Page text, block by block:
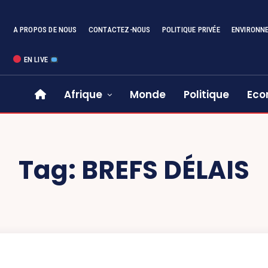
A PROPOS DE NOUS CONTACTEZ-NOUS POLITIQUE PRIVÉE
EN LIVE
Afrique Monde Politique
Tag: BREFS DÉLAIS